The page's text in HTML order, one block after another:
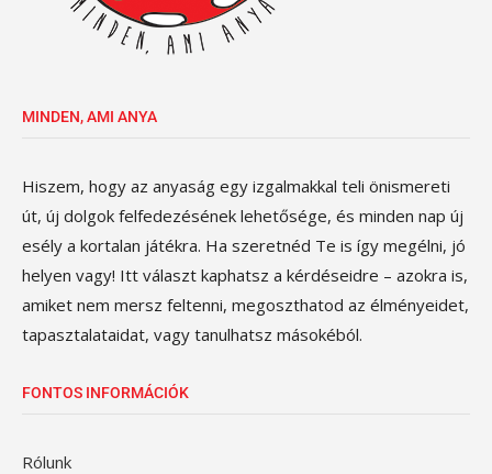
MINDEN, AMI ANYA
Hiszem, hogy az anyaság egy izgalmakkal teli önismereti
út, új dolgok felfedezésének lehetősége, és minden nap új
esély a kortalan játékra. Ha szeretnéd Te is így megélni, jó
helyen vagy! Itt választ kaphatsz a kérdéseidre – azokra is,
amiket nem mersz feltenni, megoszthatod az élményeidet,
tapasztalataidat, vagy tanulhatsz másokéból.
FONTOS INFORMÁCIÓK
Rólunk